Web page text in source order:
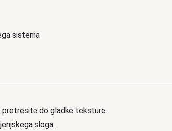
sistema
pretresite do gladke teksture.
sloga.